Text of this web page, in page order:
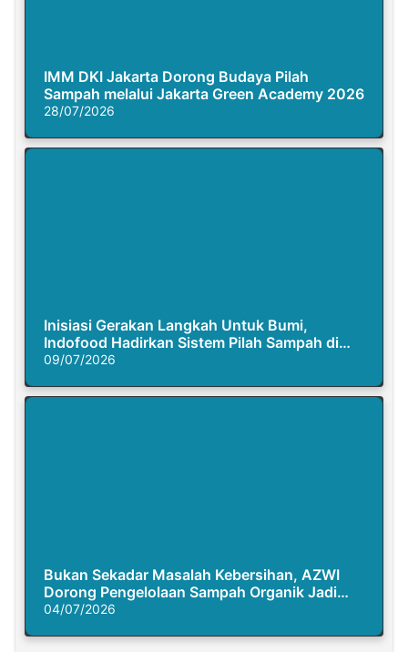
IMM DKI Jakarta Dorong Budaya Pilah
Sampah melalui Jakarta Green Academy 2026
28/07/2026
Inisiasi Gerakan Langkah Untuk Bumi,
Indofood Hadirkan Sistem Pilah Sampah di
Semasa Piknik
09/07/2026
Bukan Sekadar Masalah Kebersihan, AZWI
Dorong Pengelolaan Sampah Organik Jadi
Solusi Krisis Iklim
04/07/2026